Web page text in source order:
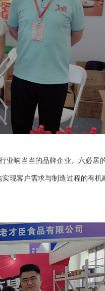
业响当当的品牌企业。六必居
现客户需求与制造过程的有机